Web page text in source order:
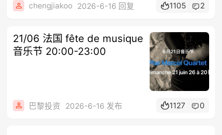
chengjiakoo 2026-6-16 回复 1105 2
21/06 法国 fête de musique
音乐节 20:00-23:00
巴黎投资 2026-6-16 发布 1127 0